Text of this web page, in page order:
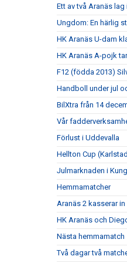
Ett av två Aranäs
Ungdom: En härlig
HK Aranäs U-dam
HK Aranäs A-pojk
F12 (födda 2013)
Handboll under jul
BilXtra från 14
Vår
Förlust i Uddevalla
Hellton Cup
Julmarknaden i
Hemmamatcher
Aranäs 2 kasserar
HK Aranäs och
Nästa hemmamatch
Två dagar två